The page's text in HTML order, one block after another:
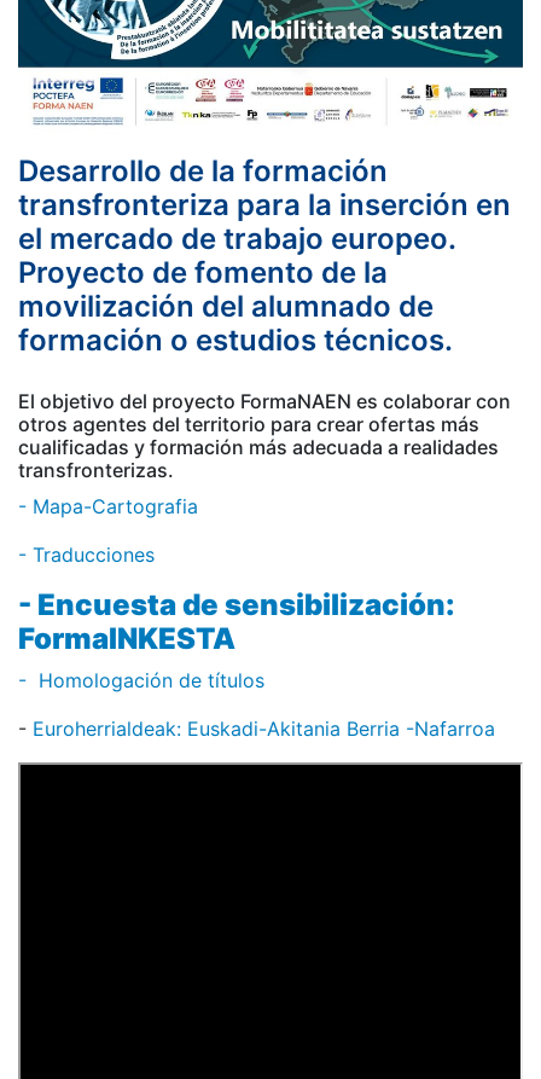
Desarrollo de la formación
transfronteriza para la inserción en
el mercado de trabajo europeo.
Proyecto de fomento de la
movilización del alumnado de
formación o estudios técnicos.
El objetivo del proyecto FormaNAEN es colaborar con
otros agentes del territorio para crear ofertas más
cualificadas y formación más adecuada a realidades
transfronterizas.
- Mapa-Cartografia
- Traducciones
- Encuesta de sensibilización:
FormaINKESTA
- Homologación de títulos
- Euroherrialdeak: Euskadi-Akitania Berria -Nafarroa